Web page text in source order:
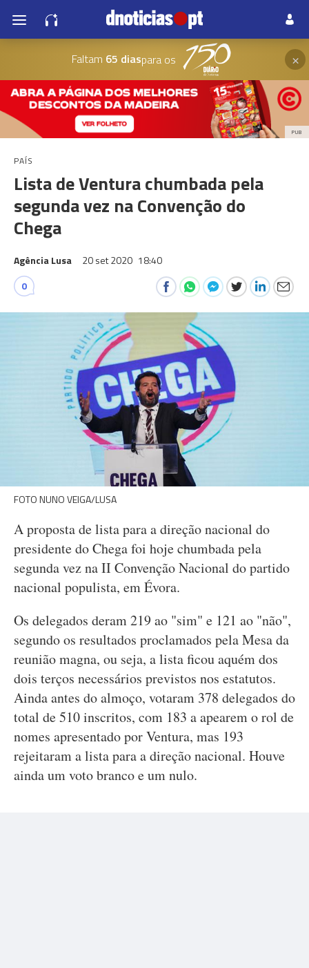
Faltam 65 diaspara os ×
PUB
PAÍS
Lista de Ventura chumbada pela
segunda vez na Convenção do
Chega
Agência Lusa 20 set 2020 18:40
0
FOTO NUNO VEIGA/LUSA
A proposta de lista para a direção nacional do
presidente do Chega foi hoje chumbada pela
segunda vez na II Convenção Nacional do partido
nacional populista, em Évora.
Os delegados deram 219 ao "sim" e 121 ao "não",
segundo os resultados proclamados pela Mesa da
reunião magna, ou seja, a lista ficou aquém dos
dois terços necessários previstos nos estatutos.
Ainda antes do almoço, votaram 378 delegados do
total de 510 inscritos, com 183 a apearem o rol de
nomes apresentado por Ventura, mas 193
rejeitaram a lista para a direção nacional. Houve
ainda um voto branco e um nulo.